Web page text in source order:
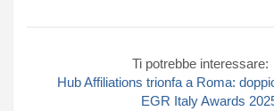
Ti potrebbe interessare:
Hub Affiliations trionfa a Roma:
EGR Italy Awards